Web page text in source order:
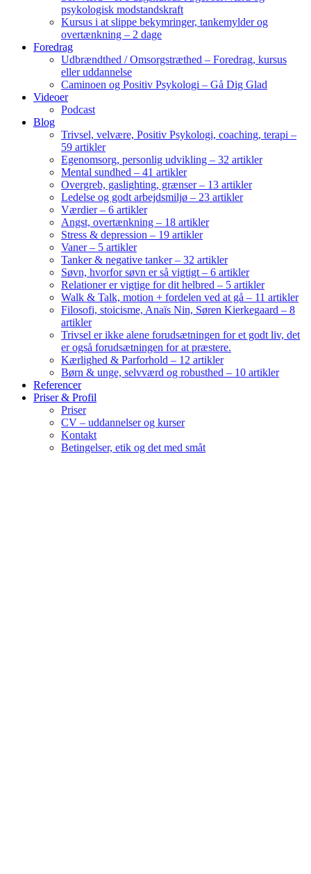
psykologisk modstandskraft
Kursus i at slippe bekymringer, tankemylder og
overtænkning – 2 dage
Foredrag
Udbrændthed / Omsorgstræthed – Foredrag, kursus
eller uddannelse
Caminoen og Positiv Psykologi – Gå Dig Glad
Videoer
Podcast
Blog
Trivsel, velvære, Positiv Psykologi, coaching, terapi –
59 artikler
Egenomsorg, personlig udvikling – 32 artikler
Mental sundhed – 41 artikler
Overgreb, gaslighting, grænser – 13 artikler
Ledelse og godt arbejdsmiljø – 23 artikler
Værdier – 6 artikler
Angst, overtænkning – 18 artikler
Stress & depression – 19 artikler
Vaner – 5 artikler
Tanker & negative tanker – 32 artikler
Søvn, hvorfor søvn er så vigtigt – 6 artikler
Relationer er vigtige for dit helbred – 5 artikler
Walk & Talk, motion + fordelen ved at gå – 11 artikler
Filosofi, stoicisme, Anaïs Nin, Søren Kierkegaard – 8
artikler
Trivsel er ikke alene forudsætningen for et godt liv, det
er også forudsætningen for at præstere.
Kærlighed & Parforhold – 12 artikler
Børn & unge, selvværd og robusthed – 10 artikler
Referencer
Priser & Profil
Priser
CV – uddannelser og kurser
Kontakt
Betingelser, etik og det med småt